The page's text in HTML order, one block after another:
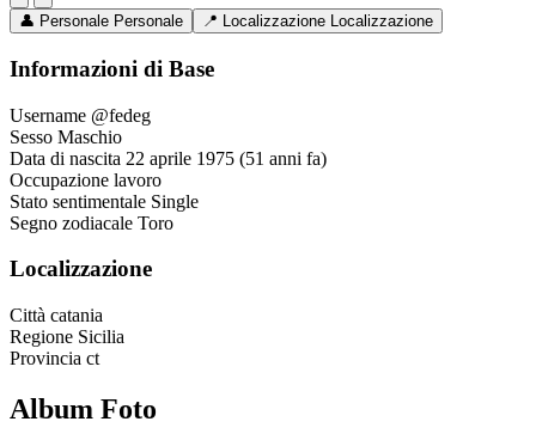
👤 Personale Personale 📍 Localizzazione Localizzazione
Informazioni di Base
Username @fedeg
Sesso Maschio
Data di nascita 22 aprile 1975 (51 anni fa)
Occupazione lavoro
Stato sentimentale Single
Segno zodiacale Toro
Localizzazione
Città catania
Regione Sicilia
Provincia ct
Album Foto